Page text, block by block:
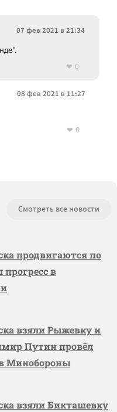
07 фев 2021 в 21:34
0
08 фев 2021 в 11:27
0
Смотреть все новости
продвигаются по
в
взяли Рыжевку и
Путин провёл
Минобороны
взяли Бикташевку